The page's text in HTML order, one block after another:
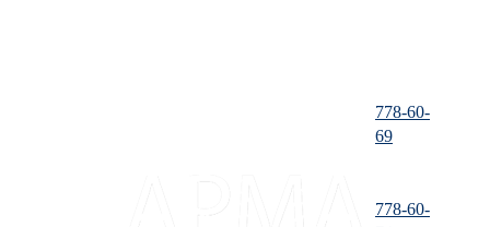
778-60-
69
778-60-